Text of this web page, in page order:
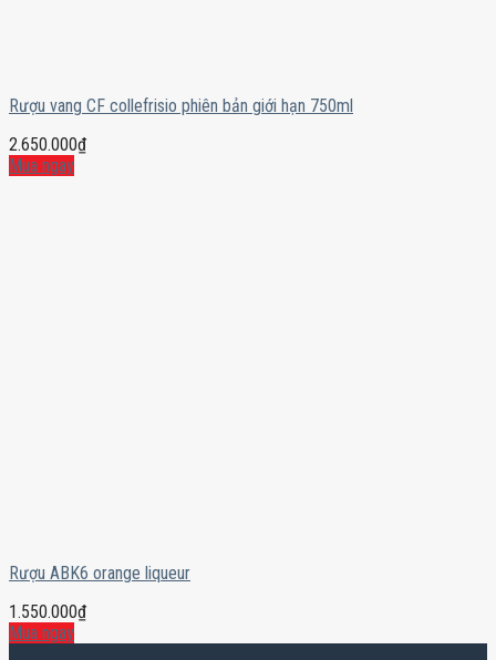
Rượu vang CF collefrisio phiên bản giới hạn 750ml
2.650.000₫
Mua ngay
Rượu ABK6 orange liqueur
1.550.000₫
Mua ngay